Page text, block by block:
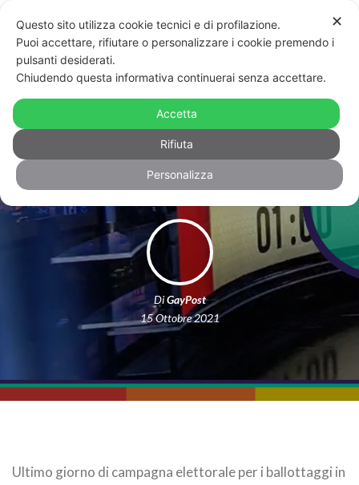
Elezioni, Gualtieri vs Michetti:
impietoso confronto sui diritti civili –
VIDEO
DiGayPost
15 Ottobre 2021
Ultimo giorno di campagna elettorale per i ballottaggi in
✕
Questo sito utilizza cookie tecnici e di profilazione.
Puoi accettare, rifiutare o personalizzare i cookie premendo i
pulsanti desiderati.
Chiudendo questa informativa continuerai senza accettare.
Accetta
Rifiuta
Personalizza